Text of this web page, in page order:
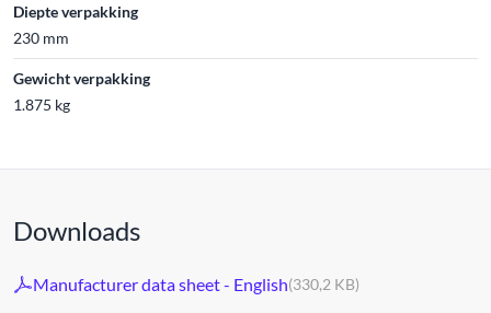
Diepte verpakking
230 mm
Gewicht verpakking
1.875 kg
Downloads
Manufacturer data sheet - English(330,2 KB)